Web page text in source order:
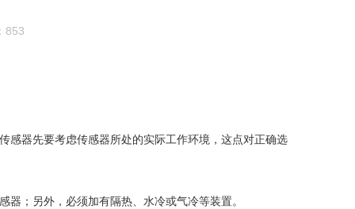
853
感器先要考虑传感器所处的实际工作环境，这点对正确选
；另外，必须加有隔热、水冷或气冷等装置。